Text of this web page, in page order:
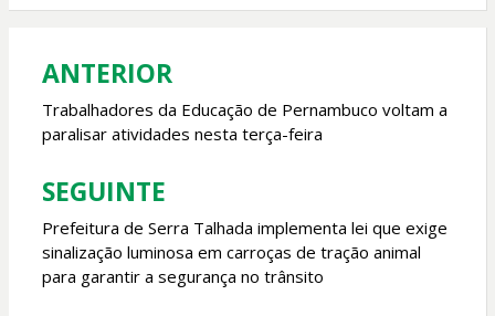
o
k
A
p
Navegação
de
Post
ANTERIOR
Trabalhadores da Educação de Pernambuco voltam a
paralisar atividades nesta terça-feira
SEGUINTE
Prefeitura de Serra Talhada implementa lei que exige
sinalização luminosa em carroças de tração animal
para garantir a segurança no trânsito